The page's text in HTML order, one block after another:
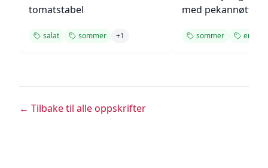
tomatstabel
salat sommer +1
med pekannøtter
sommer enkel
← Tilbake til alle oppskrifter